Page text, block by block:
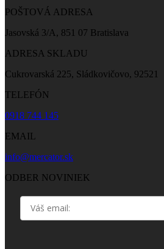
POŠTOVÁ ADRESA
Jasovská 3/A, 851 07 Bratislava
ADRESA SKLADU
Cukrovarská 225, Sládkovičovo, 92521
TELEFÓN
0918 744 145
EMAIL
info@mercator.sk
ODBER NOVINIEK